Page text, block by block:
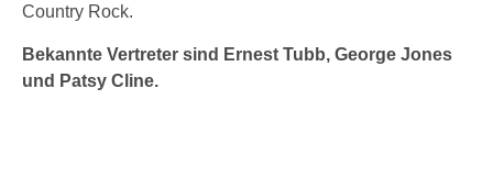
Country Rock.
Bekannte Vertreter sind Ernest Tubb, George Jones
und Patsy Cline.